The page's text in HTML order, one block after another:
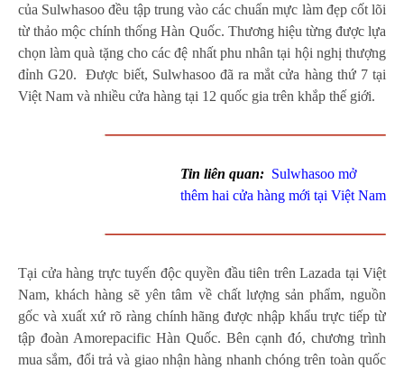
của Sulwhasoo đều tập trung vào các chuẩn mực làm đẹp cốt lõi
từ thảo mộc chính thống Hàn Quốc. Thương hiệu từng được lựa
chọn làm quà tặng cho các đệ nhất phu nhân tại hội nghị thượng
đỉnh G20. Được biết, Sulwhasoo đã ra mắt cửa hàng thứ 7 tại
Việt Nam và nhiều cửa hàng tại 12 quốc gia trên khắp thế giới.
Tin liên quan: Sulwhasoo mở
thêm hai cửa hàng mới tại Việt Nam
Tại cửa hàng trực tuyến độc quyền đầu tiên trên Lazada tại Việt
Nam, khách hàng sẽ yên tâm về chất lượng sản phẩm, nguồn
gốc và xuất xứ rõ ràng chính hãng được nhập khẩu trực tiếp từ
tập đoàn Amorepacific Hàn Quốc. Bên cạnh đó, chương trình
mua sắm, đổi trả và giao nhận hàng nhanh chóng trên toàn quốc